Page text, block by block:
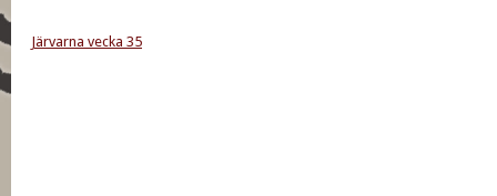
Järvarna vecka 35